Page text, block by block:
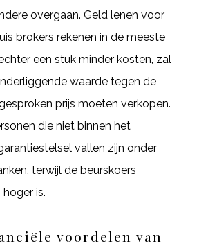
overgaan. Geld lenen voor
brokers rekenen in de meeste
een stuk minder kosten, zal
waarde tegen de
prijs moeten verkopen.
die niet binnen het
vallen zijn onder
terwijl de beurskoers
is.
voordelen van